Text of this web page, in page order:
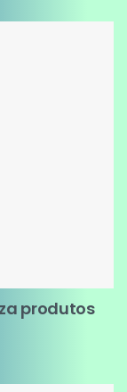
produtos